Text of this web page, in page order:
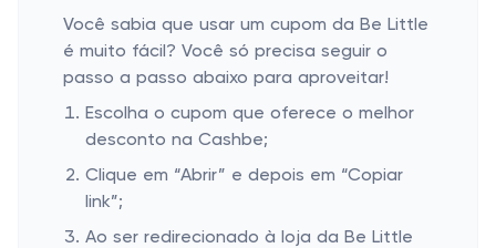
Você sabia que usar um cupom da Be Little
é muito fácil? Você só precisa seguir o
passo a passo abaixo para aproveitar!
Escolha o cupom que oferece o melhor
desconto na Cashbe;
Clique em “Abrir” e depois em “Copiar
link”;
Ao ser redirecionado à loja da Be Little